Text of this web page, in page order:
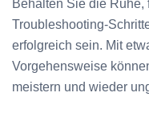
Behalten Sie die
Troubleshooting-
erfolgreich sein. Mit
Vorgehensweise
meistern und wieder